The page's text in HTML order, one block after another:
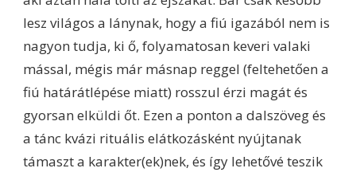
lesz világos a lánynak, hogy a fiú igazából nem is
nagyon tudja, ki ő, folyamatosan keveri valaki
mással, mégis már másnap reggel (feltehetően a
fiú határátlépése miatt) rosszul érzi magát és
gyorsan elküldi őt. Ezen a ponton a dalszöveg és
a tánc kvázi rituális elátkozásként nyújtanak
támaszt a karakter(ek)nek, és így lehetővé teszik